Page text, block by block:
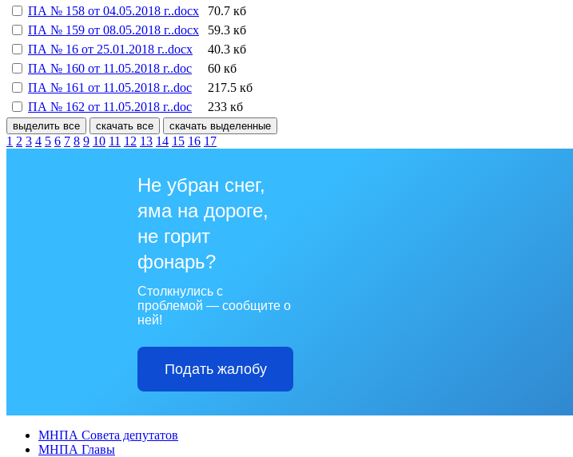
ПА № 158 от 04.05.2018 г..docx
70.7 кб
ПА № 159 от 08.05.2018 г..docx
59.3 кб
ПА № 16 от 25.01.2018 г..docx
40.3 кб
ПА № 160 от 11.05.2018 г..doc
60 кб
ПА № 161 от 11.05.2018 г..doc
217.5 кб
ПА № 162 от 11.05.2018 г..doc
233 кб
выделить все скачать все скачать выделенные
1 2 3 4 5 6 7 8 9 10 11 12 13 14 15 16 17
Не убран снег,
яма на дороге,
не горит
фонарь?
Столкнулись с
проблемой — сообщите о
ней!
Подать жалобу
МНПА Совета депутатов
МНПА Главы